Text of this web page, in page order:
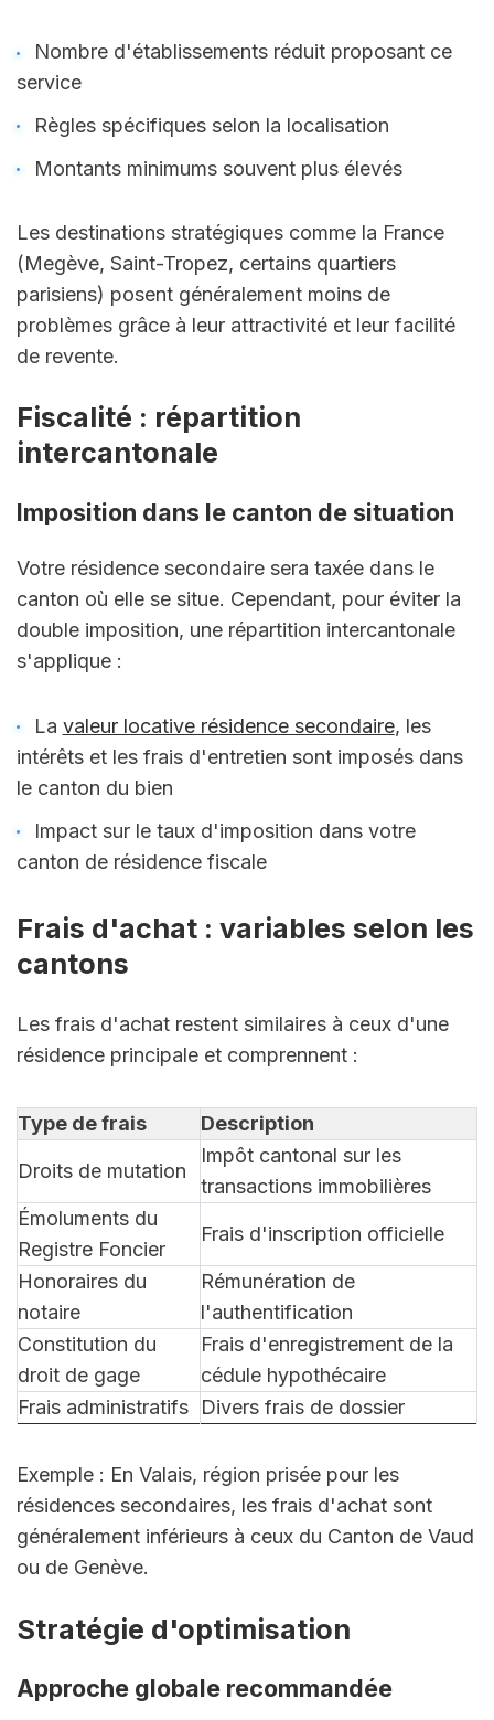
Nombre d'établissements réduit proposant ce
service
Règles spécifiques selon la localisation
Montants minimums souvent plus élevés
Les destinations stratégiques comme la France
(Megève, Saint-Tropez, certains quartiers
parisiens) posent généralement moins de
problèmes grâce à leur attractivité et leur facilité
de revente.
Fiscalité : répartition
intercantonale
Imposition dans le canton de situation
Votre résidence secondaire sera taxée dans le
canton où elle se situe. Cependant, pour éviter la
double imposition, une répartition intercantonale
s'applique :
La valeur locative résidence secondaire, les
intérêts et les frais d'entretien sont imposés dans
le canton du bien
Impact sur le taux d'imposition dans votre
canton de résidence fiscale
Frais d'achat : variables selon les
cantons
Les frais d'achat restent similaires à ceux d'une
résidence principale et comprennent :
Type de frais Description
Droits de mutation
Impôt cantonal sur les
transactions immobilières
Émoluments du
Registre Foncier
Frais d'inscription officielle
Honoraires du
notaire
Rémunération de
l'authentification
Constitution du
droit de gage
Frais d'enregistrement de la
cédule hypothécaire
Frais administratifs
Divers frais de dossier
Exemple : En Valais, région prisée pour les
résidences secondaires, les frais d'achat sont
généralement inférieurs à ceux du Canton de Vaud
ou de Genève.
Stratégie d'optimisation
Approche globale recommandée